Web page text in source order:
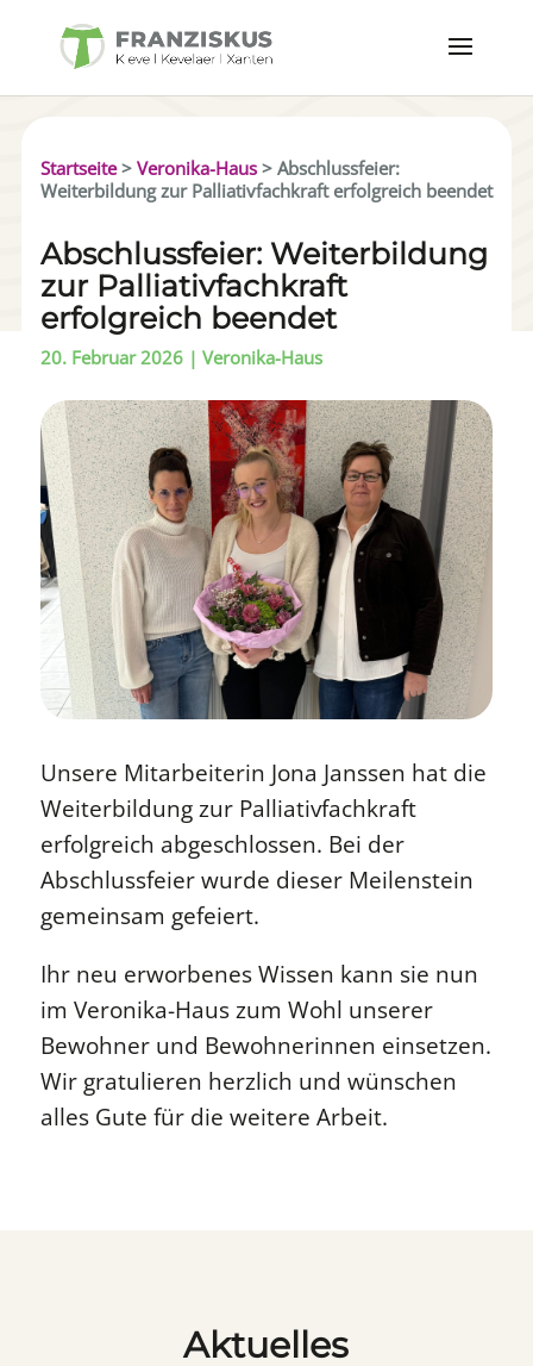
Startseite> Veronika-Haus> Abschlussfeier:
Weiterbildung zur Palliativfachkraft erfolgreich beendet
Abschlussfeier: Weiterbildung
zur Palliativfachkraft
erfolgreich beendet
20. Februar 2026| Veronika-Haus
Unsere Mitarbeiterin Jona Janssen hat die
Weiterbildung zur Palliativfachkraft
erfolgreich abgeschlossen. Bei der
Abschlussfeier wurde dieser Meilenstein
gemeinsam gefeiert.
Ihr neu erworbenes Wissen kann sie nun
im Veronika-Haus zum Wohl unserer
Bewohner und Bewohnerinnen einsetzen.
Wir gratulieren herzlich und wünschen
alles Gute für die weitere Arbeit.
Aktuelles